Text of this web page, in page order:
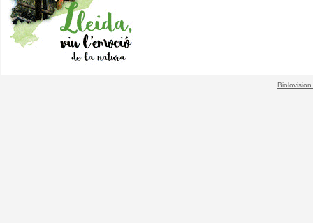
Biolovision